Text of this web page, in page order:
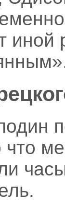
иной
что